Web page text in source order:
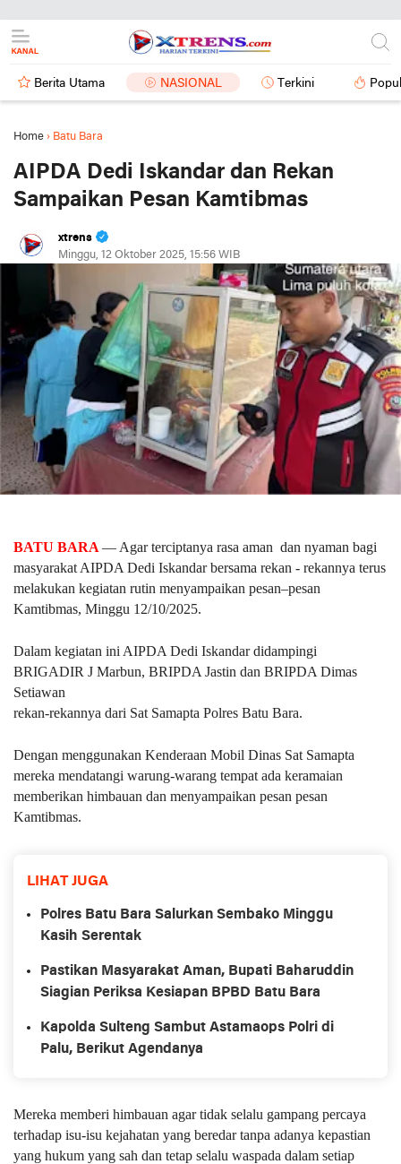
Berita Utama NASIONAL Terkini
Home › Batu Bara
AIPDA Dedi Iskandar dan Rekan
Sampaikan Pesan Kamtibmas
xtrens
Minggu, 12 Oktober 2025, 15:56 WIB
BATU BARA — Agar terciptanya rasa aman dan nyaman bagi
masyarakat AIPDA Dedi Iskandar bersama rekan - rekannya terus
melakukan kegiatan rutin menyampaikan pesan–pesan
Kamtibmas, Minggu 12/10/2025.
Dalam kegiatan ini AIPDA Dedi Iskandar didampingi
BRIGADIR J Marbun, BRIPDA Jastin dan BRIPDA Dimas
Setiawan
rekan-rekannya dari Sat Samapta Polres Batu Bara.
Dengan menggunakan Kenderaan Mobil Dinas Sat Samapta
mereka mendatangi warung-warang tempat ada keramaian
memberikan himbauan dan menyampaikan pesan pesan
Kamtibmas.
LIHAT JUGA
Polres Batu Bara Salurkan Sembako Minggu
Kasih Serentak
Pastikan Masyarakat Aman, Bupati Baharuddin
Siagian Periksa Kesiapan BPBD Batu Bara
Kapolda Sulteng Sambut Astamaops Polri di
Palu, Berikut Agendanya
Mereka memberi himbauan agar tidak selalu gampang percaya
terhadap isu-isu kejahatan yang beredar tanpa adanya kepastian
yang hukum yang sah dan tetap selalu waspada dalam setiap